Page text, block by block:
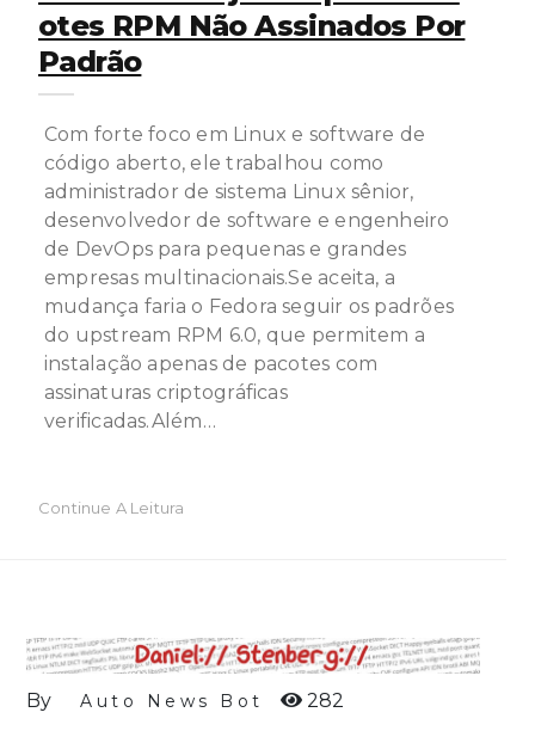
Otes RPM Não Assinados Por
Padrão
Com forte foco em Linux e software de
código aberto, ele trabalhou como
administrador de sistema Linux sênior,
desenvolvedor de software e engenheiro
de DevOps para pequenas e grandes
empresas multinacionais.Se aceita, a
mudança faria o Fedora seguir os padrões
do upstream RPM 6.0, que permitem a
instalação apenas de pacotes com
assinaturas criptográficas
verificadas.Além…
Continue A Leitura
By Auto News Bot 282